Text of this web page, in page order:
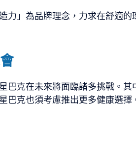
力」為品牌理念，力求在舒適
巴克在未來將面臨諸多挑戰。
巴克也須考慮推出更多健康選擇